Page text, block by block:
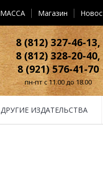
MACCA Магазин
8 (812) 327-46-13,
8 (812) 328-20-40,
8 (921) 576-41-70
пн-пт с 11.00 до 18.00
ДРУГИЕ ИЗДАТЕЛЬСТВА